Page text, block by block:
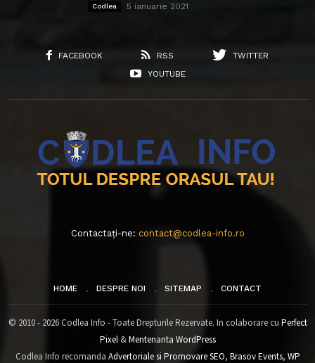
Codlea 5 ianuarie 2021
FACEBOOK RSS
TWITTER
YOUTUBE
Contactați-ne: contact@codlea-info.ro
HOME DESPRE NOI SITEMAP CONTACT
© 2010 - 2026 Codlea Info - Toate Drepturile Rezervate. In colaborare cu Perfect
Pixel&Mentenanta WordPress
Codlea Info recomanda Advertoriale si Promovare SEO, Brasov Events, WP